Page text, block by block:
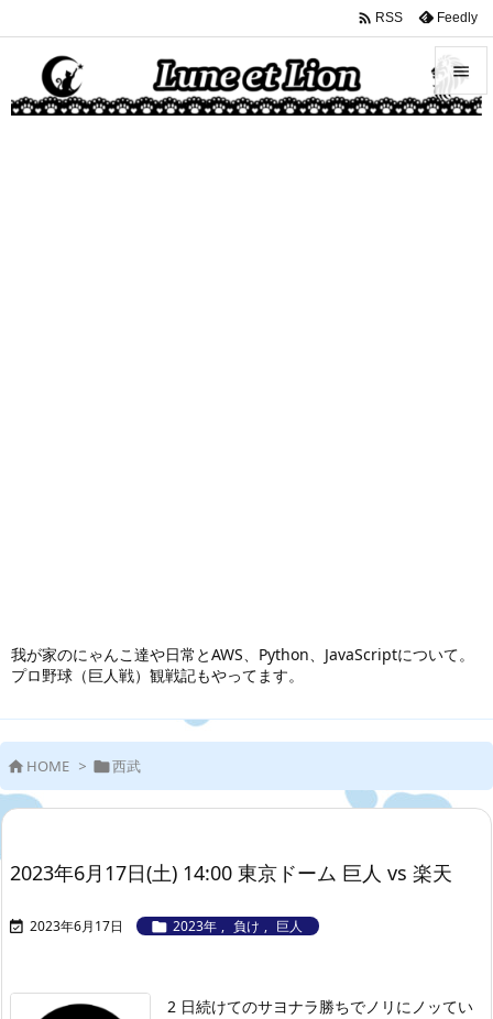
我が家のにゃんこ達や日常とAWS、Python、JavaScriptについて。
プロ野球（巨人戦）観戦記もやってます。


 RSS Feedly
 HOME > 西武
2023年6月17日(土) 14:00 東京ドーム 巨人 vs 楽天
 2023年6月17日  2023年 , 負け , 巨人
2 日続けてのサヨナラ勝ちでノリにノッてい